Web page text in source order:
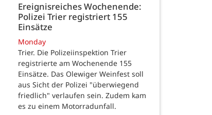
Ereignisreiches Wochenende:
Polizei Trier registriert 155
Einsätze
Monday
Trier. Die Polizeiinspektion Trier
registrierte am Wochenende 155
Einsätze. Das Olewiger Weinfest soll
aus Sicht der Polizei "überwiegend
friedlich" verlaufen sein. Zudem kam
es zu einem Motorradunfall.